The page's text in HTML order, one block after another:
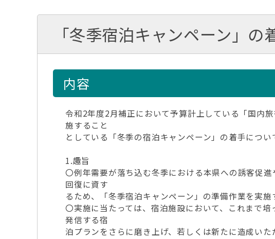
「冬季宿泊キャンペーン」の
内容
令和2年度2月補正において予算計上している「国内
施すること
としている「冬季の宿泊キャンペーン」の着手につい
1.趣旨
〇例年需要が落ち込む冬季における本県への誘客促
回復に資す
るため、「冬季宿泊キャンペーン」の準備作業を実施
〇実施に当たっては、宿泊施設において、これまで
発信する宿
泊プランをさらに磨き上げ、若しくは新たに造成い